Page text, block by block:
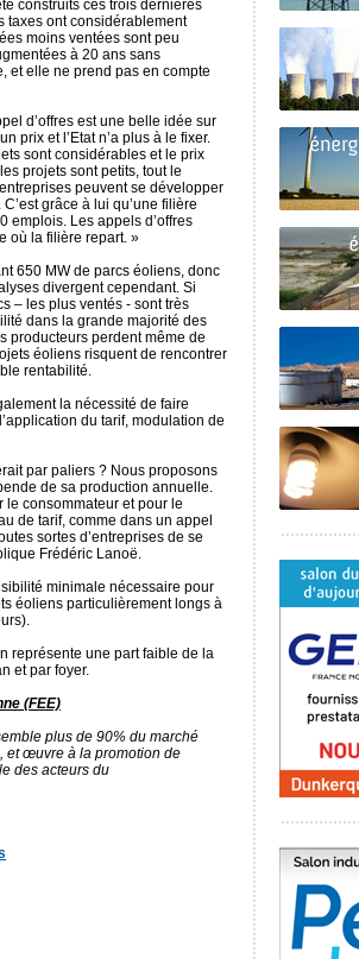
construits ces trois dernières
taxes ont considérablement
moins ventées sont peu
à 20 ans sans
et elle ne prend pas en compte
d’offres est une belle idée sur
prix et l’Etat n’a plus à le fixer.
sont considérables et le prix
projets sont petits, tout le
peuvent se développer
grâce à lui qu’une filière
emplois. Les appels d’offres
où la filière repart. »
650 MW de parcs éoliens, donc
divergent cependant. Si
– les plus ventés - sont très
dans la grande majorité des
producteurs perdent même de
éoliens risquent de rencontrer
rentabilité.
la nécessité de faire
du tarif, modulation de
par paliers ? Nous proposons
de sa production annuelle.
le consommateur et pour le
de tarif, comme dans un appel
sortes d’entreprises de se
Frédéric Lanoë.
minimale nécessaire pour
éoliens particulièrement longs à
représente une part faible de la
et par foyer.
(FEE)
plus de 90% du marché
et œuvre à la promotion de
des acteurs du